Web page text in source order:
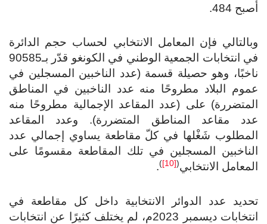
أصبح 484.
وبالتالي فإن المعامل الانتخابي لحساب حجم الدائرة
في انتخابات الجمعية الوطني في الكونغو قدّر بـ90585
ناخبًا، وهو حصيلة قسمة (عدد الناخبين المسجلين في
عموم البلاد مطروحًا منه عدد الناخبين في المناطق
المتضررة) على (عدد المقاعد الإجمالية مطروحًا منه
عدد مقاعد المناطق المتضررة). وعدد المقاعد
المطلوب شَغْلها في كلّ مقاطعة يساوي إجمالي عدد
الناخبين المسجلين في تلك المقاطعة مقسومًا على
المعامل الانتخابي(
[10]
)
.
تحديد عدد الدوائر الانتخابية داخل كل مقاطعة في
انتخابات ديسمبر 2023م، لم يختلف كثيرًا عن انتخابات